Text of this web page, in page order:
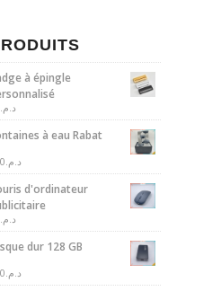
à épingle
د.م.
à eau Rabat
د.م.
d'ordinateur
د.م.
dur 128 GB
د.م.